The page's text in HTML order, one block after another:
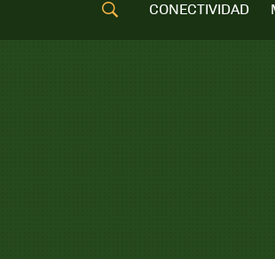
CONECTIVIDAD